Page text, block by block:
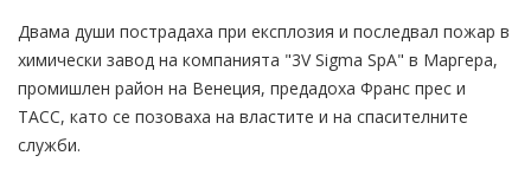
Двама души пострадаха при експлозия и последвал пожар в
химически завод на компанията "3V Sigma SpA" в Маргера,
промишлен район на Венеция, предадоха Франс прес и
ТАСС, като се позоваха на властите и на спасителните
служби.